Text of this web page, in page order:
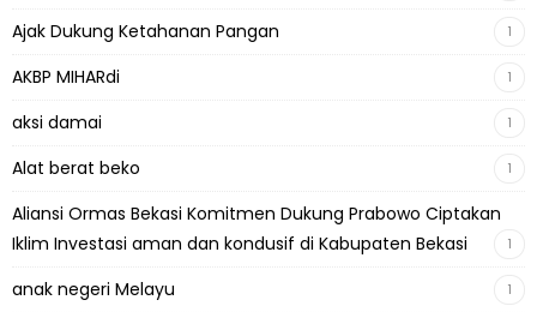
Ajak Dukung Ketahanan Pangan 1
AKBP MIHARdi 1
aksi damai 1
Alat berat beko 1
Aliansi Ormas Bekasi Komitmen Dukung Prabowo Ciptakan
Iklim Investasi aman dan kondusif di Kabupaten Bekasi
1
anak negeri Melayu 1